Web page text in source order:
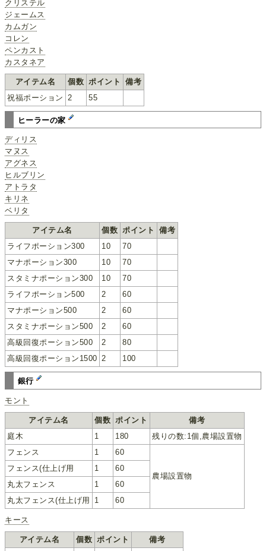
クリステル
ジェームス
カムガン
コレン
ペンカスト
カスタネア
アイテム名 個数 ポイント
備考
祝福ポーション 2 55
ヒーラーの家
ディリス
マヌス
アグネス
ヒルブリン
アトラタ
キリネ
ベリタ
アイテム名 個数 ポイント
備考
ライフポーション300
10
70
マナポーション300
10
70
スタミナポーション300
10
70
ライフポーション500
2
60
マナポーション500
2
60
スタミナポーション500
2
60
高級回復ポーション500
2
80
高級回復ポーション1500 2 100
銀行
モント
アイテム名 個数 ポイント
備考
庭木
1 180
残りの数:1個,農場設置物
フェンス
1 60
農場設置物
フェンス(仕上げ用 1
60
丸太フェンス
1
60
丸太フェンス(仕上げ用
1 60
キース
アイテム名 個数 ポイント 備考